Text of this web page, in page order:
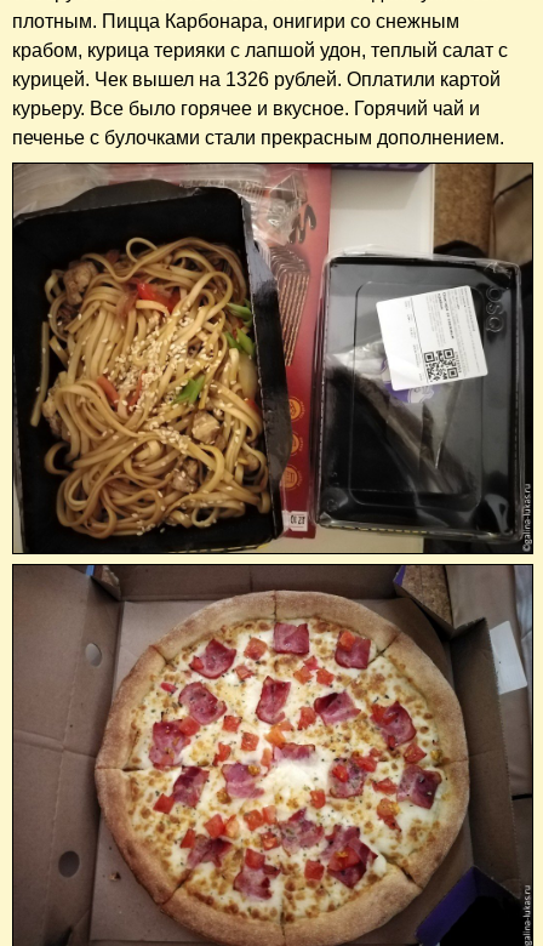
плотным. Пицца Карбонара, онигири со снежным
крабом, курица терияки с лапшой удон, теплый салат с
курицей. Чек вышел на 1326 рублей. Оплатили картой
курьеру. Все было горячее и вкусное. Горячий чай и
печенье с булочками стали прекрасным дополнением.